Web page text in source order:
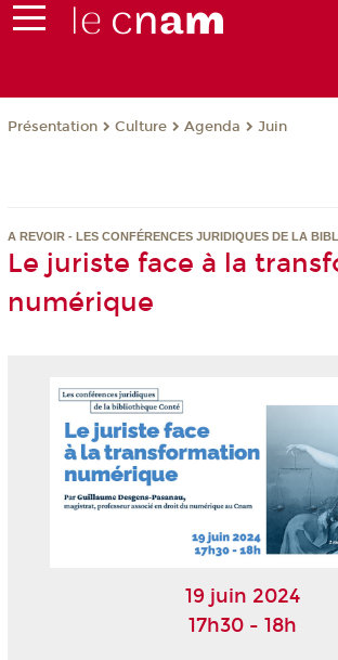
Présentation Culture Agenda Juin
A REVOIR - LES CONFÉRENCES JURIDIQUES DE LA
Le juriste face à la
numérique
19 juin 2024
17h30 - 18h